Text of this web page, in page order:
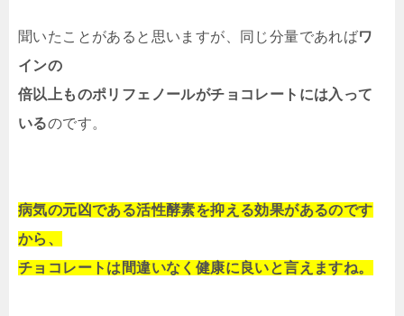
聞いたことがあると思いますが、同じ分量であればワ
インの
倍以上ものポリフェノールがチョコレートには入って
いるのです。
病気の元凶である活性酵素を抑える効果があるのです
から、
チョコレートは間違いなく健康に良いと言えますね。